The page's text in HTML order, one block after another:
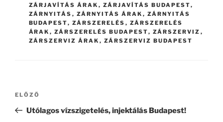
ZÁRJAVÍTÁS ÁRAK , ZÁRJAVÍTÁS BUDAPEST,
ZÁRNYITÁS , ZÁRNYITÁS ÁRAK , ZÁRNYITÁS
BUDAPEST, ZÁRSZERELÉS , ZÁRSZERELÉS
ÁRAK , ZÁRSZERELÉS BUDAPEST, ZÁRSZERVIZ ,
ZÁRSZERVIZ ÁRAK , ZÁRSZERVIZ BUDAPEST
Bejegyzés
Korábbi
bejegyzés
ELŐZŐ
Utólagos vízszigetelés, injektálás Budapest!